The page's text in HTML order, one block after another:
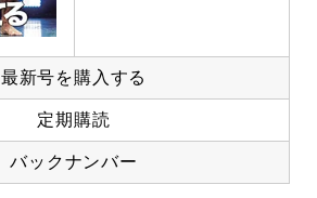
最新号を購入する
定期購読
バックナンバー